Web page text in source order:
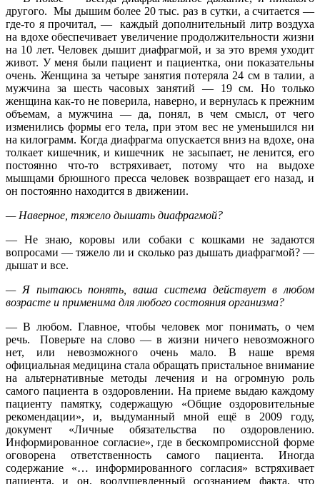
другого. Мы дышим более 20 тыс. раз в сутки, а считается —
где-то я прочитал, — каждый дополнительный литр воздуха
на вдохе обеспечивает увеличение продолжительности жизни
на 10 лет. Человек дышит диафрагмой, и за это время уходит
живот. У меня были пациент и пациентка, они показательны
очень. Женщина за четыре занятия потеряла 24 см в талии, а
мужчина за шесть часовых занятий — 19 см. Но только
женщина как-то не поверила, наверно, и вернулась к прежним
объемам, а мужчина — да, понял, в чем смысл, от чего
изменились формы его тела, при этом вес не уменьшился ни
на килограмм. Когда диафрагма опускается вниз на вдохе, она
толкает кишечник, и кишечник не засыпает, не ленится, его
постоянно что-то встряхивает, потому что на выдохе
мышцами брюшного пресса человек возвращает его назад, и
он постоянно находится в движении.
— Наверное, тяжело дышать диафрагмой?
— Не знаю, коровы или собаки с кошками не задаются
вопросами — тяжело ли и сколько раз дышать диафрагмой? —
дышат и все.
— Я пытаюсь понять, ваша система действует в любом
возрасте и применима для любого состояния организма?
— В любом. Главное, чтобы человек мог понимать, о чем
речь. Поверьте на слово — в жизни ничего невозможного
нет, или невозможного очень мало. В наше время
официальная медицина стала обращать пристальное внимание
на альтернативные методы лечения и на огромную роль
самого пациента в оздоровлении. На приеме выдаю каждому
пациенту памятку, содержащую «Общие оздоровительные
рекомендации», и, выдуманный мной ещё в 2009 году,
документ «Личные обязательства по оздоровлению.
Информированное согласие», где в бескомпромиссной форме
оговорена ответственность самого пациента. Иногда
содержание «… информированного согласия» встряхивает
пациента, и он, воодушевленный осознанием факта, что